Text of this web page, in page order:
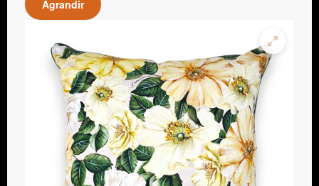
Agrandir